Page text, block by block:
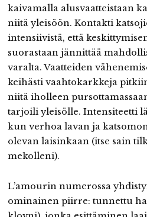
kaivamalla alusvaatteistaan
niitä yleisöön. Kontakti
intensiivistä, että
suorastaan jännittää
varalta. Vaatteiden
keihästi vaahtokarkkeja
niitä iholleen
tarjoili yleisölle. Intensiteetti
kun verhoa lavan ja
olevan laisinkaan (itse sain
mekolleni).
L’amourin numerossa
ominainen piirre: tunnettu